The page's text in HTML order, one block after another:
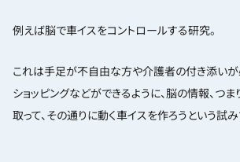
例えば脳で車イスをコントロールする研究。
これは手足が不自由な方や介護者の付き添い
ショッピングなどができるように、脳の情報、つ
取って、その通りに動く車イスを作ろうという試み